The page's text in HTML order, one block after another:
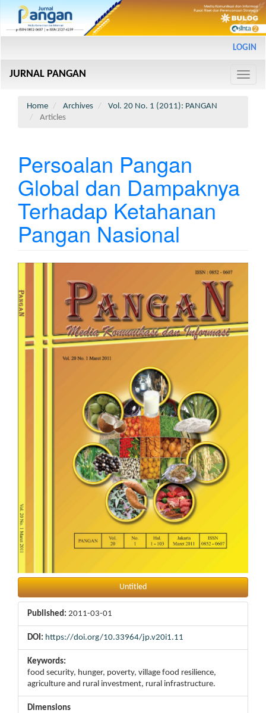
Content
LOGIN
Toggle
JURNAL PANGAN
Home Archives
Vol. 20 No. 1 (2011): PANGAN
Articles
Persoalan Pangan
Global dan Dampaknya
Terhadap Ketahanan
Pangan Nasional
Article
Untitled
Published: 2011-03-01
DOI: https://doi.org/10.33964/jp.v20i1.11
Keywords:
food security, hunger, poverty, village food resilience,
agriculture and rural investment, rural infrastructure.
Dimensions